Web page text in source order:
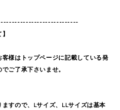
様はトップページに記載している発
ご了承下さいませ。
すので、Lサイズ、LLサイズは基本